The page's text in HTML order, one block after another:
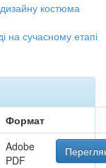
костюма
на сучасному етапі
Формат
Adobe
PDF